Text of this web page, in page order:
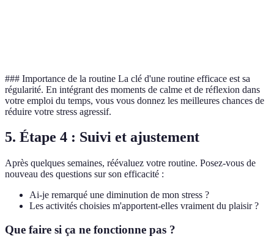
### Importance de la routine La clé d'une routine efficace est sa
régularité. En intégrant des moments de calme et de réflexion dans
votre emploi du temps, vous vous donnez les meilleures chances de
réduire votre stress agressif.
5. Étape 4 : Suivi et ajustement
Après quelques semaines, réévaluez votre routine. Posez-vous de
nouveau des questions sur son efficacité :
Ai-je remarqué une diminution de mon stress ?
Les activités choisies m'apportent-elles vraiment du plaisir ?
Que faire si ça ne fonctionne pas ?